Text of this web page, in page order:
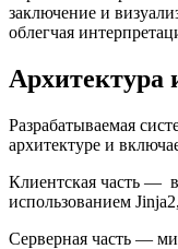
заключение и
облегчая
Архитектура
Разрабатываемая
архитектуре и
Клиентская часть —
использованием Jinja2,
Серверная часть —